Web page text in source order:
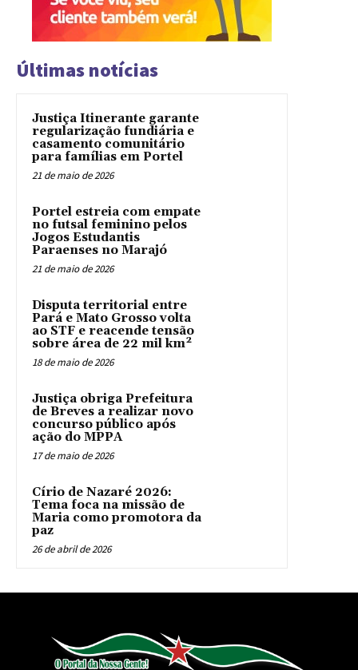
Últimas notícias
Justiça Itinerante garante
regularização fundiária e
casamento comunitário
para famílias em Portel
21 de maio de 2026
Portel estreia com empate
no futsal feminino pelos
Jogos Estudantis
Paraenses no Marajó
21 de maio de 2026
Disputa territorial entre
Pará e Mato Grosso volta
ao STF e reacende tensão
sobre área de 22 mil km²
18 de maio de 2026
Justiça obriga Prefeitura
de Breves a realizar novo
concurso público após
ação do MPPA
17 de maio de 2026
Círio de Nazaré 2026:
Tema foca na missão de
Maria como promotora da
paz
26 de abril de 2026